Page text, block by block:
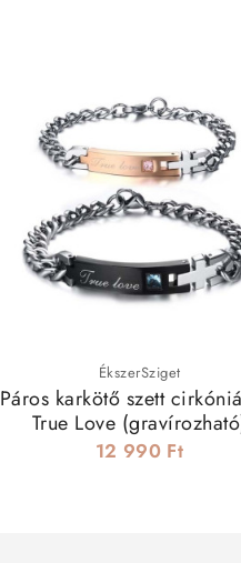
ÉkszerSziget
Páros karkötő szett
True Love
12 990 Ft